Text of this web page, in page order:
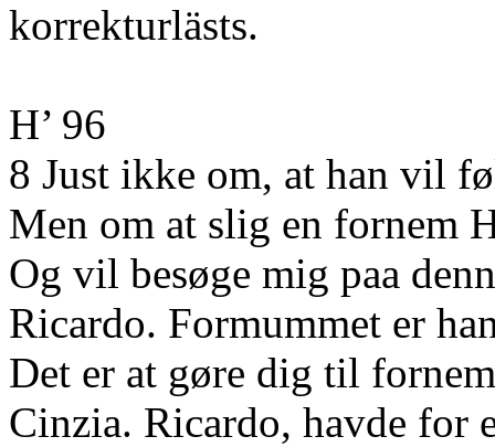
korrekturlästs.
H’ 96
8 Just ikke om, at han vil
Men om at slig en fornem
Og vil besøge mig paa
Ricardo. Formummet er
Det er at gøre dig til
Cinzia. Ricardo, havde for